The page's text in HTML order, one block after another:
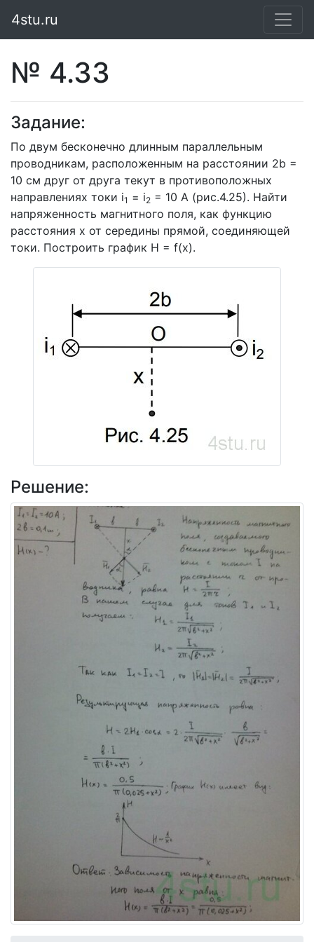
4stu.ru
№ 4.33
Задание:
По двум бесконечно длинным параллельным
проводникам, расположенным на расстоянии 2b =
10 см друг от друга текут в противоположных
направлениях токи i1 = i2 = 10 А (рис.4.25). Найти
напряженность магнитного поля, как функцию
расстояния х от середины прямой, соединяющей
токи. Построить график Н = f(х).
Решение: